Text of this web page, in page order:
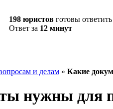
198 юристов готовы
Ответ за 12 минут
и делам » Какие
нужны для